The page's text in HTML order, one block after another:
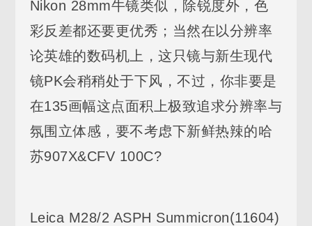
Nikon 28mm牛镜类似，除锐度外，色
彩反差都还要更优秀；当然在以分辨率
论英雄的数码机上，这只镜与新生现代
镜PK会稍稍处于下风，不过，你非要是
在135画幅这点面积上极致追求分辨率与
氛围立体感，要不考虑下新鲜热辣的哈
苏907X&CFV 100C?
Leica M28/2 ASPH Summicron(11604)